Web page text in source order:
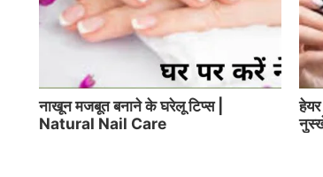
नाखून मजबूत बनाने के घरेलू टिप्स |
Natural Nail Care